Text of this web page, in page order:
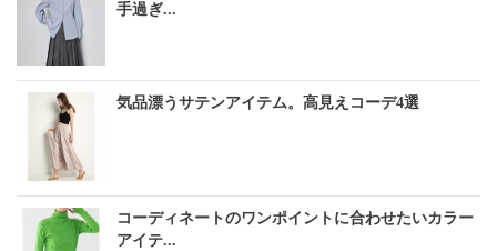
手過ぎ...
気品漂うサテンアイテム。高見えコーデ4選
コーディネートのワンポイントに合わせたいカラー
アイテ...